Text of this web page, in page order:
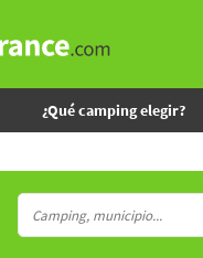
¿Qué camping elegir?